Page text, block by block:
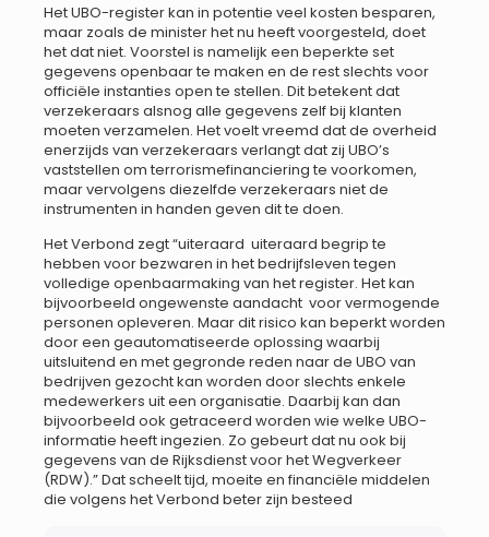
Het UBO-register kan in potentie veel kosten besparen,
maar zoals de minister het nu heeft voorgesteld, doet
het dat niet. Voorstel is namelijk een beperkte set
gegevens openbaar te maken en de rest slechts voor
officiële instanties open te stellen. Dit betekent dat
verzekeraars alsnog alle gegevens zelf bij klanten
moeten verzamelen. Het voelt vreemd dat de overheid
enerzijds van verzekeraars verlangt dat zij UBO’s
vaststellen om terrorismefinanciering te voorkomen,
maar vervolgens diezelfde verzekeraars niet de
instrumenten in handen geven dit te doen.
Het Verbond zegt “uiteraard uiteraard begrip te
hebben voor bezwaren in het bedrijfsleven tegen
volledige openbaarmaking van het register. Het kan
bijvoorbeeld ongewenste aandacht voor vermogende
personen opleveren. Maar dit risico kan beperkt worden
door een geautomatiseerde oplossing waarbij
uitsluitend en met gegronde reden naar de UBO van
bedrijven gezocht kan worden door slechts enkele
medewerkers uit een organisatie. Daarbij kan dan
bijvoorbeeld ook getraceerd worden wie welke UBO-
informatie heeft ingezien. Zo gebeurt dat nu ook bij
gegevens van de Rijksdienst voor het Wegverkeer
(RDW).” Dat scheelt tijd, moeite en financiële middelen
die volgens het Verbond beter zijn besteed